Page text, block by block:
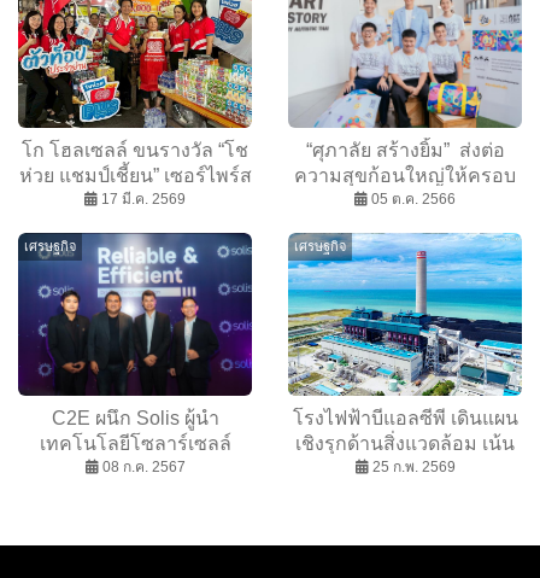
โก โฮลเซลล์ ขนรางวัล “โช
ห่วย แชมป์เชี้ยน” เซอร์ไพร์ส
ร้านค้าในเชียงใหม่ รุกหนัก
ครั้งที่ 2 ซัมเมอร์นี้มีแต่ได้
กำไรพุ่ง
17 มี.ค. 2569
“ศุภาลัย สร้างยิ้ม” ส่งต่อ
ความสุขก้อนใหญ่ให้ครอบ
ครัวศุภาลัยและ
จินตนาการของเด็กๆ ใน
โครงการ ART STORY by
Autistic Thai
05 ต.ค. 2566
เศรษฐกิจ
C2E ผนึก Solis ผู้นำ
เทคโนโลยีโซลาร์เซลล์
เตรียมรุกตลาดพลังงานแสง
08 ก.ค. 2567
เศรษฐกิจ
โรงไฟฟ้าบีแอลซีพี เดินแผน
เชิงรุกด้านสิ่งแวดล้อม เน้น
การป้องกัน ชู 3 นวัตกรรม
สอบเข้ม สร้างความมั่นใจ
25 ก.พ. 2569